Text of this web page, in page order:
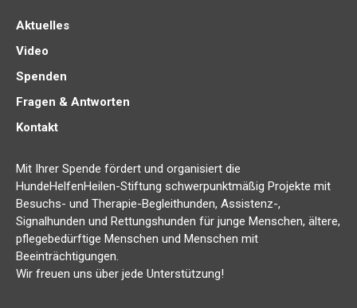
Aktuelles
Video
Spenden
Fragen & Antworten
Kontakt
Mit Ihrer Spende fördert und organisiert die
HundeHelfenHeilen-Stiftung schwerpunktmäßig Projekte mit
Besuchs- und Therapie-Begleithunden, Assistenz-,
Signalhunden und Rettungshunden für junge Menschen, ältere,
pflegebedürftige Menschen und Menschen mit
Beeinträchtigungen.
Wir freuen uns über jede Unterstützung!